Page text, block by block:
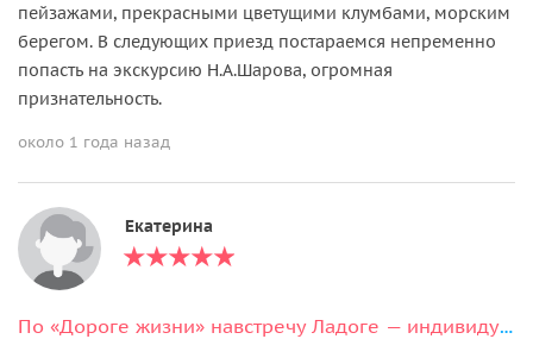
пейзажами, прекрасными цветущими клумбами, морским
берегом. В следующих приезд постараемся непременно
попасть на экскурсию Н.А.Шарова, огромная
признательность.
около 1 года назад
Екатерина
По «Дороге жизни» навстречу Ладоге — индивидуальная экскурсия